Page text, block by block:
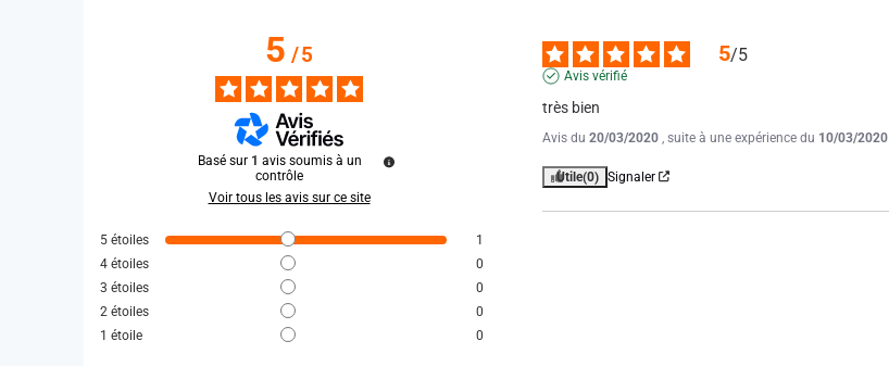
5/5
Basé sur 1 avis soumis à un
contrôle
Voir tous les avis sur ce site
5 étoiles
1
4 étoiles
0
3 étoiles
0
2 étoiles
0
1 étoile 0
5/5
Avis vérifié
très bien
Avis du 20/03/2020 , suite à une expérience du 10/03/2020
Utile(0) Signaler